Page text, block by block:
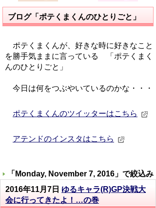
ブログ「ポテくまくんのひとりごと」
ポテくまくんが、好きな時に好きなこと
を勝手気ままに言っている 「ポテくまく
んのひとりごと」
今日は何をつぶやいているのかな・・・
ポテくまくんのツイッターはこちら
アテンドのインスタはこちら
「 Monday, November 7, 2016 」で絞込み
2016年11月7日 ゆるキャラ(R)GP決戦大
会に行ってきたよ！…の巻